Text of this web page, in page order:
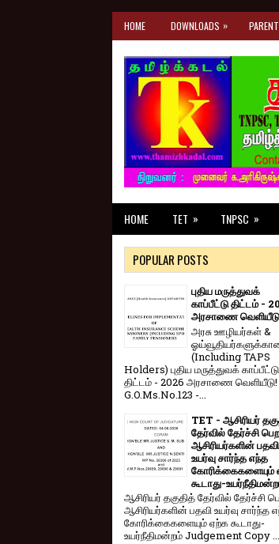
HOME DOWNLOADS »
HOME TET » TNPSC »
POPULAR POSTS
புதிய மருத்துவக்
காப்பீட்டு திட்டம் -
அரசாணை
அரசு ஊழியர்கள் &
(Including TAPS
Holders) புதிய மருத்துவக் காப்பீட்டு
திட்டம் - 2026 அரசாணை வெளியீடு!
G.O.Ms.No.123 -...
TET - ஆசிரியர்
தேர்வில் தேர்ச்சி
ஆசிரியர்களின் பதவி
உயர்வு சார்ந்த எந்த
கோரிக்கைகளையும்
கூடாது-
ஆசிரியர் தகுதித் தேர்வில் தேர்ச்சி
ஆசிரியர்களின் பதவி உயர்வு சார்ந்த
கோரிக்கைகளையும் ஏற்க கூடாது-
உயர்நீதிமன்றம் Judgement Copy ...